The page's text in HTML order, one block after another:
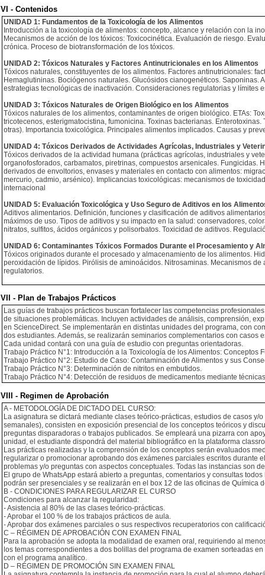
VI - Contenidos
UNIDAD 1: Fundamentos de la Toxicología de los Alimentos
Introducción a la toxicología de alimentos: concepto, alcance y relación con la
Mecanismos de acción de los tóxicos: Toxicocinética. Evaluación de riesgo.
crónica. Proceso de biotransformación de los tóxicos.
UNIDAD 2: Tóxicos Naturales y Factores Antinutricionales en los Alimentos
Tóxicos naturales, constituyentes de los alimentos. Factores antinutricionales:
Hemaglutininas. Bociógenos naturales. Glucósidos cianogenéticos.
estrategias tecnológicas de inactivación. Consideraciones regulatorias y
UNIDAD 3: Tóxicos Naturales de Origen Biológico en los Alimentos
Tóxicos naturales de los alimentos, contaminantes de origen biológico. ETAs:
tricotecenos, esterigmatocistina, fumonicina. Toxinas bacterianas.
otras). Importancia toxicológica. Principales alimentos implicados. Causas y
UNIDAD 4: Tóxicos Derivados de Actividades Agrícolas, Industriales y
Tóxicos derivados de la actividad humana (prácticas agrícolas, industriales y
organofosforados, carbamatos, piretrinas, compuestos arsenicales.
derivados de envoltorios, envases y materiales en contacto con alimentos:
mercurio, cadmio, arsénico). Implicancias toxicológicas: mecanismos de
internacional
UNIDAD 5: Evaluación Toxicológica y Uso Seguro de Aditivos en los
Aditivos alimentarios. Definición, funciones y clasificación de aditivos
máximos de uso. Tipos de aditivos y su impacto en la salud: conservadores,
nitratos, sulfitos, ácidos orgánicos y polisorbatos. Toxicidad de aditivos.
UNIDAD 6: Contaminantes Tóxicos Formados Durante el Procesamiento y
Tóxicos originados durante el procesado y almacenamiento de los alimentos.
peroxidación de lípidos. Pirólisis de aminoácidos. Nitrosaminas. Mecanismos
regulatorios.
VII - Plan de Trabajos Prácticos
Las guías de trabajos prácticos buscan fortalecer las competencias
de situaciones problemáticas. Incluyen actividades de análisis, comprensión,
en ScienceDirect. Se implementarán en distintas unidades del programa, con
dos estudiantes. Además, se realizarán seminarios complementarios con
Cada unidad contará con una guía de estudio con preguntas orientadoras.
Trabajo Práctico N°1: Introducción a la Toxicología de los Alimentos: Conceptos
Trabajo Práctico N°2: Estudio de Caso: Contaminación de Alimentos y sus
Trabajo Práctico N°3: Determinación de nitritos en embutidos.
Trabajo Práctico N°4: Detección de residuos de medicamentos mediante
VIII - Regimen de Aprobación
A - METODOLOGÍA DE DICTADO DEL CURSO:
La asignatura se dictará mediante clases teórico-prácticas, estudios de casos
semanales), consisten en exposición presencial de los conceptos teóricos y
preguntas disparadoras o trabajos publicados. Se empleará una pizarra con
unidad, el estudiante dispondrá del material bibliográfico en la plataforma
Las prácticas realizadas y la comprensión de los conceptos serán evaluados
regularizar o promocionar aprobando dos exámenes parciales escritos durante
problemas y/o preguntas con aspectos conceptuales. Todas las instancias son
El grupo de WhatsApp estará abierto a preguntas, comentarios y consultas
podrán ser presenciales y se realizarán en el box 12 de las oficinas de
B - CONDICIONES PARA REGULARIZAR EL CURSO
Condiciones para alcanzar la regularidad:
- Asistencia al 80% de las clases teórico-prácticas.
- Aprobar el 100 % de los trabajos prácticos de aula.
- Aprobar dos exámenes parciales o sus respectivos recuperatorios con
C – RÉGIMEN DE APROBACIÓN CON EXAMEN FINAL
Para la aprobación se adopta la modalidad de examen oral, requiriendo al
los temas correspondientes a dos bolillas del programa de examen sorteadas
con el programa analítico.
D – RÉGIMEN DE PROMOCIÓN SIN EXAMEN FINAL